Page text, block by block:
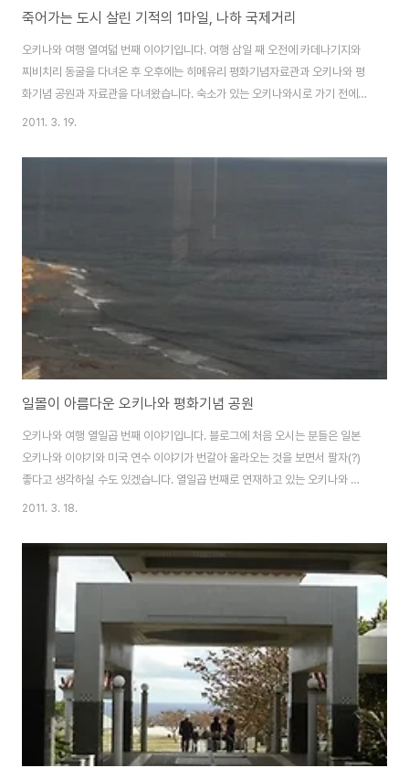
죽어가는 도시 살린 기적의 1마일, 나하 국제거리
오키나와 여행 열여덟 번째 이야기입니다. 여행 삼일 째 오전에 카데나기지와
찌비치리 동굴을 다녀온 후 오후에는 히메유리 평화기념자료관과 오키나와 평
화기념 공원과 자료관을 다녀왔습니다. 숙소가 있는 오키나와시로 가기 전에
오키나와 현의 가장 중심가인 ‘기적의 1마일’이라고 불리는 나하 국제거리에 들
경우 밤 거리가 구경할 것이 더 많다는 여행 참가자들의 요청을 받아들여 일정
2011. 3. 19.
일몰이 아름다운 오키나와 평화기념 공원
오키나와 여행 열일곱 번째 이야기입니다. 블로그에 처음 오시는 분들은 일본
오키나와 이야기와 미국 연수 이야기가 번갈아 올라오는 것을 보면서 팔자(?)
좋다고 생각하실 수도 있겠습니다. 열일곱 번째로 연재하고 있는 오키나와 이
야기는 지난 1월 중순에 3박 4일간 다녀온 평화, 역사 여행에 대한 기록입니
키나와 평화기념 공원의 자연경관이 너무 아름다워 따로 한 번 더 포스팅합니
다. 오키나와 평화기념 자료관을 둘러보고 마지막 출구를 나오면 커다란 유리
창 너머로 수평선이 보이는 탁 트인 바다가 나타납니다. 아마 태평양이겠지요.
답답하고 우울한 과거 역사를 보고 나오는 사람들에게 탁 트인 바다가 새로운
가능성을 보여주는 것은 아니까 ..
2011. 3. 18.